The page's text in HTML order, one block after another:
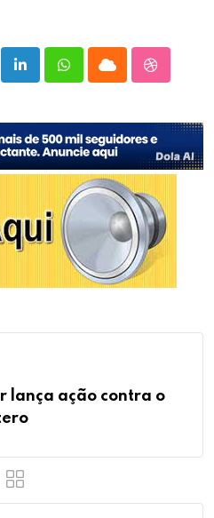
LinkedInWhatsappCloud
lança ação contra o